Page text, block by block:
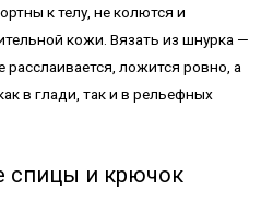
к телу, не колются и
кожи. Вязать из шнурка —
ложится ровно, а
в глади, так и в рельефных
спицы и крючок